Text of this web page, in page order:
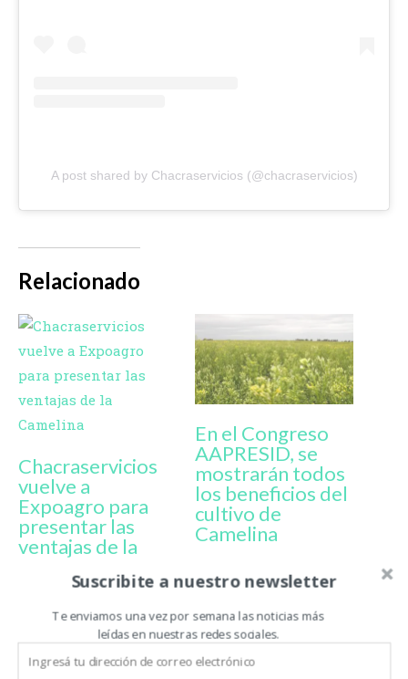
A post shared by Chacraservicios (@chacraservicios)
Relacionado
Chacraservicios
vuelve a
Expoagro para
presentar las
ventajas de la
Camelina
En el Congreso
AAPRESID, se
mostrarán todos
los beneficios del
cultivo de
Camelina
Suscribite a nuestro newsletter
Te enviamos una vez por semana las noticias más
leídas en nuestras redes sociales.